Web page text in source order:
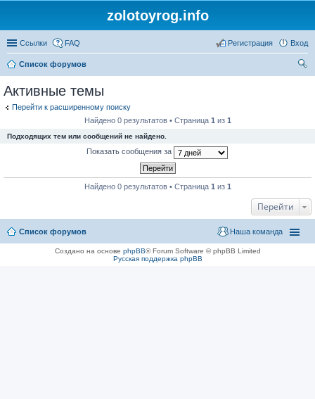
zolotoyrog.info
Ссылки FAQ Вход
Регистрация
Список форумов
Активные темы
Перейти к расширенному поиску
Найдено 0 результатов • Страница 1 из 1
Подходящих тем или сообщений не найдено.
Показать сообщения за
Найдено 0 результатов • Страница 1 из 1
Перейти
Список форумов Наша команда
Создано на основе phpBB® Forum Software © phpBB Limited
Русская поддержка phpBB